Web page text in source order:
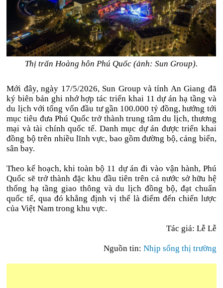
Thị trấn Hoàng hôn Phú Quốc (ảnh: Sun Group).
Mới đây, ngày 17/5/2026, Sun Group và tỉnh An Giang đã
ký biên bản ghi nhớ hợp tác triển khai 11 dự án hạ tầng và
du lịch với tổng vốn đầu tư gần 100.000 tỷ đồng, hướng tới
mục tiêu đưa Phú Quốc trở thành trung tâm du lịch, thương
mại và tài chính quốc tế. Danh mục dự án được triển khai
đồng bộ trên nhiều lĩnh vực, bao gồm đường bộ, cảng biển,
sân bay.
Theo kế hoạch, khi toàn bộ 11 dự án đi vào vận hành, Phú
Quốc sẽ trở thành đặc khu đầu tiên trên cả nước sở hữu hệ
thống hạ tầng giao thông và du lịch đồng bộ, đạt chuẩn
quốc tế, qua đó khẳng định vị thế là điểm đến chiến lược
của Việt Nam trong khu vực.
Tác giả: Lễ Lễ
Nguồn tin: Nhịp sống thị trường